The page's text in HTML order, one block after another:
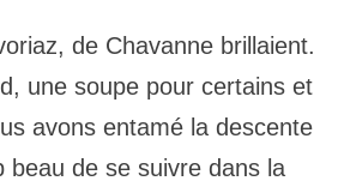
de Chavanne brillaient.
une soupe pour certains et
avons entamé la descente
beau de se suivre dans la